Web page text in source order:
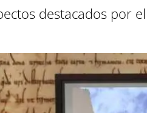
destacados por